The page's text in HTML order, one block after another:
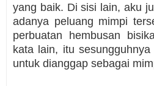
yang baik. Di sisi lain, aku
adanya peluang mimpi
perbuatan hembusan
kata lain, itu
untuk dianggap sebagai